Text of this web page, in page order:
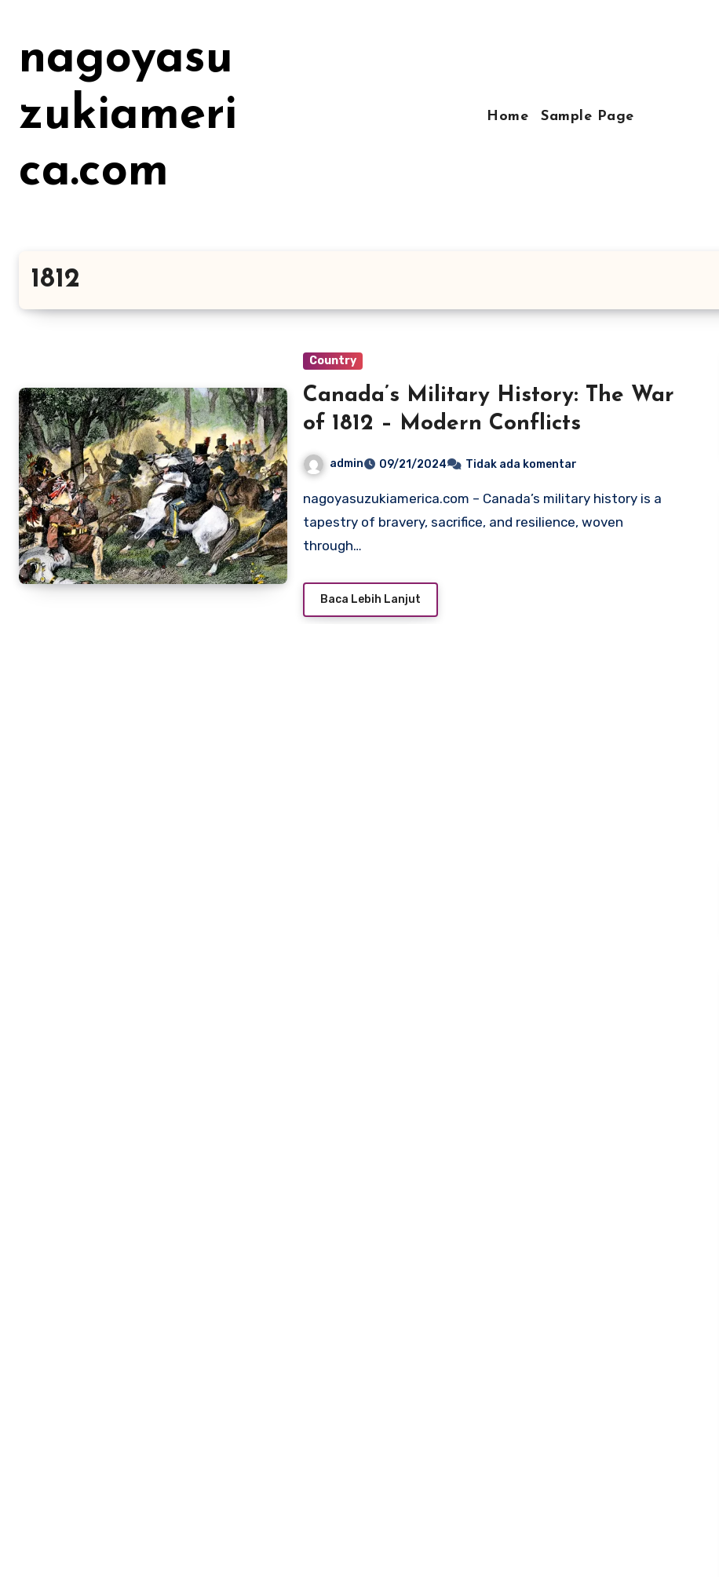
kontennagoyasu
zukiameri
ca.com
Home Sample Page
1812
Country
Canada’s Military History: The War
of 1812 – Modern Conflicts
admin 09/21/2024 Tidak ada komentar
nagoyasuzukiamerica.com – Canada’s military history is a
tapestry of bravery, sacrifice, and resilience, woven
through…
Baca Lebih Lanjut